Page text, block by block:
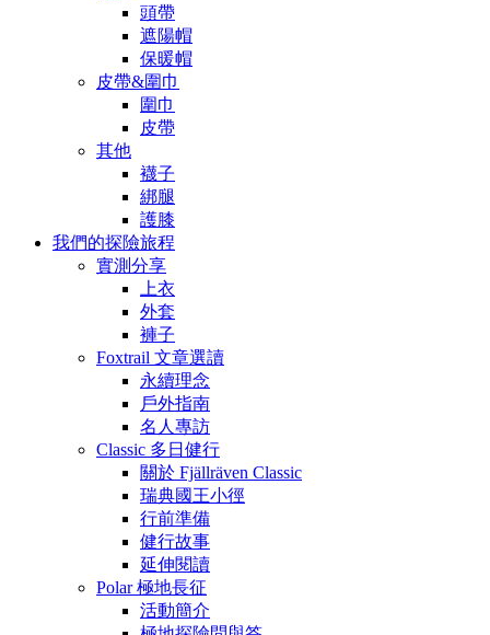
頭帶
遮陽帽
保暖帽
皮帶&圍巾
圍巾
皮帶
其他
襪子
綁腿
護膝
我們的探險旅程
實測分享
上衣
外套
褲子
Foxtrail 文章選讀
永續理念
戶外指南
名人專訪
Classic 多日健行
關於 Fjällräven Classic
瑞典國王小徑
行前準備
健行故事
延伸閱讀
Polar 極地長征
活動簡介